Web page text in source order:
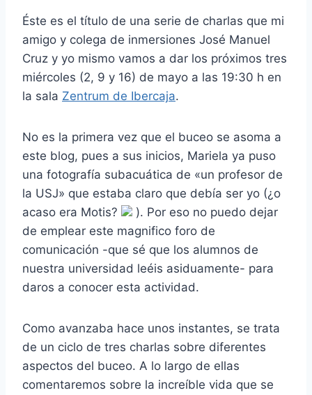
Éste es el título de una serie de charlas que mi
amigo y colega de inmersiones José Manuel
Cruz y yo mismo vamos a dar los próximos tres
miércoles (2, 9 y 16) de mayo a las 19:30 h en
la sala Zentrum de Ibercaja.
No es la primera vez que el buceo se asoma a
este blog, pues a sus inicios, Mariela ya puso
una fotografía subacuática de «un profesor de
la USJ» que estaba claro que debía ser yo (¿o
acaso era Motis?
). Por eso no puedo dejar
de emplear este magnifico foro de
comunicación -que sé que los alumnos de
nuestra universidad leéis asiduamente- para
daros a conocer esta actividad.
Como avanzaba hace unos instantes, se trata
de un ciclo de tres charlas sobre diferentes
aspectos del buceo. A lo largo de ellas
comentaremos sobre la increíble vida que se